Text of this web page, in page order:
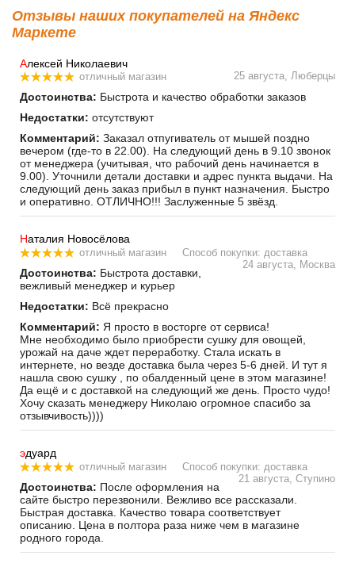
Отзывы наших покупателей на Яндекс
Маркете
Алексей Николаевич
отличный магазин 25 августа, Люберцы
Достоинства: Быстрота и качество обработки заказов
Недостатки: отсутствуют
Комментарий: Заказал отпугиватель от мышей поздно
вечером (где-то в 22.00). На следующий день в 9.10 звонок
от менеджера (учитывая, что рабочий день начинается в
9.00). Уточнили детали доставки и адрес пункта выдачи. На
следующий день заказ прибыл в пункт назначения. Быстро
и оперативно. ОТЛИЧНО!!! Заслуженные 5 звёзд.
Наталия Новосёлова
отличный магазин
Способ покупки: доставка
24 августа, Москва
Достоинства: Быстрота доставки,
вежливый менеджер и курьер
Недостатки: Всё прекрасно
Комментарий: Я просто в восторге от сервиса!
Мне необходимо было приобрести сушку для овощей,
урожай на даче ждет переработку. Стала искать в
интернете, но везде доставка была через 5-6 дней. И тут я
нашла свою сушку , по обалденный цене в этом магазине!
Да ещё и с доставкой на следующий же день. Просто чудо!
Хочу сказать менеджеру Николаю огромное спасибо за
отзывчивость))))
эдуард
отличный магазин
Способ покупки: доставка
21 августа, Ступино
Достоинства: После оформления на
сайте быстро перезвонили. Вежливо все рассказали.
Быстрая доставка. Качество товара соответствует
описанию. Цена в полтора раза ниже чем в магазине
родного города.